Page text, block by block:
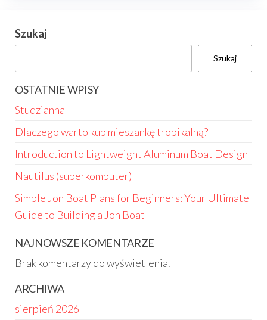
Szukaj
Szukaj
OSTATNIE WPISY
Studzianna
Dlaczego warto kup mieszankę tropikalną?
Introduction to Lightweight Aluminum Boat Design
Nautilus (superkomputer)
Simple Jon Boat Plans for Beginners: Your Ultimate
Guide to Building a Jon Boat
NAJNOWSZE KOMENTARZE
Brak komentarzy do wyświetlenia.
ARCHIWA
sierpień 2026